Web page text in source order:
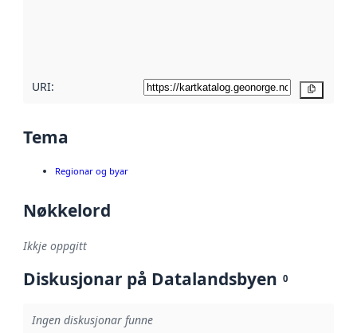
URI:
Tema
Regionar og byar
Nøkkelord
Ikkje oppgitt
Diskusjonar på Datalandsbyen 0
Ingen diskusjonar funne